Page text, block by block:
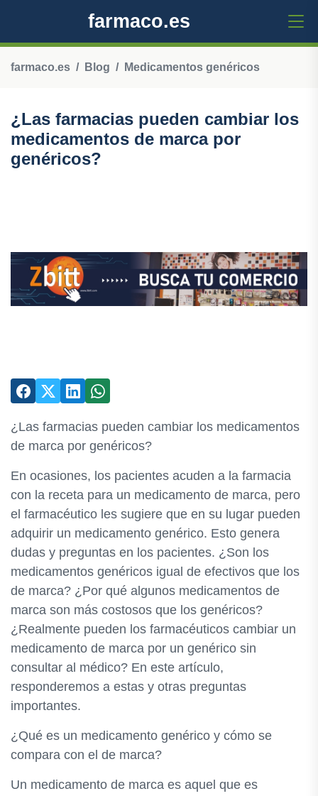
farmaco.es
farmaco.es Blog Medicamentos genéricos
¿Las farmacias pueden cambiar los
medicamentos de marca por
genéricos?
¿Las farmacias pueden cambiar los medicamentos
de marca por genéricos?
En ocasiones, los pacientes acuden a la farmacia
con la receta para un medicamento de marca, pero
el farmacéutico les sugiere que en su lugar pueden
adquirir un medicamento genérico. Esto genera
dudas y preguntas en los pacientes. ¿Son los
medicamentos genéricos igual de efectivos que los
de marca? ¿Por qué algunos medicamentos de
marca son más costosos que los genéricos?
¿Realmente pueden los farmacéuticos cambiar un
medicamento de marca por un genérico sin
consultar al médico? En este artículo,
responderemos a estas y otras preguntas
importantes.
¿Qué es un medicamento genérico y cómo se
compara con el de marca?
Un medicamento de marca es aquel que es